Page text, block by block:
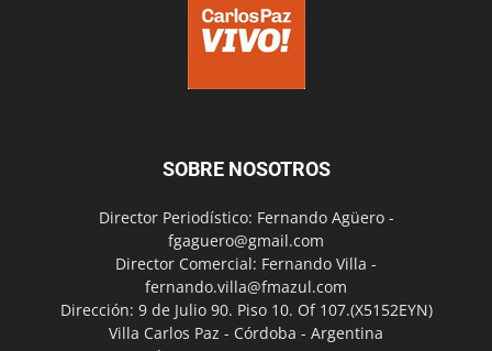
SOBRE NOSOTROS
Director Periodístico: Fernando Agüero -
fgaguero@gmail.com
Director Comercial: Fernando Villa -
fernando.villa@fmazul.com
Dirección: 9 de Julio 90. Piso 10. Of 107.(X5152EYN)
Villa Carlos Paz - Córdoba - Argentina